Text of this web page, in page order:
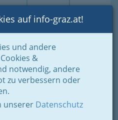
Login Toggle
auf info-graz.at!
und andere
&
notwendig, andere
zu verbessern oder
unserer Datenschutz
Handwerk, Banken
Technische Büros - Ingenieurbüros
8042 Graz